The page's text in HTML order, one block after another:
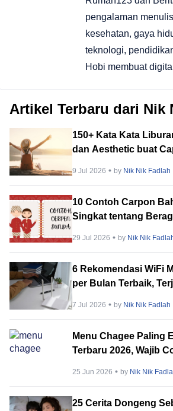
pengalaman
kesehatan, gaya
teknologi,
Hobi membuat
Artikel Terbaru dari Nik
150+ Kata Kata
dan Aesthetic buat
9 Jul 2026 by Nik Nik Fadlah
10 Contoh Carpon
Singkat tentang
29 Jul 2026 by Nik Nik
6 Rekomendasi WiFi
per Bulan Terbaik,
7 Jul 2026 by Nik Nik Fadlah
Menu Chagee Paling
Terbaru 2026, Wajib
25 Jun 2026 by Nik Nik
25 Cerita Dongeng